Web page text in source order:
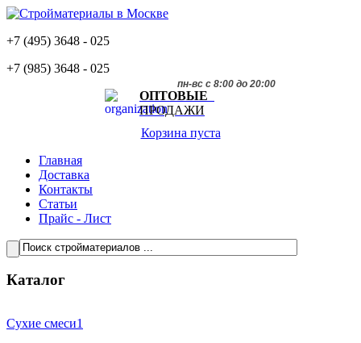
+7 (495) 3648 - 025
+7 (985) 3648 - 025
пн-вс с 8:00 до 20:00
ОПТОВЫЕ
ПРОДАЖИ
Корзина пуста
Главная
Доставка
Контакты
Статьи
Прайс - Лист
Каталог
Сухие смеси1